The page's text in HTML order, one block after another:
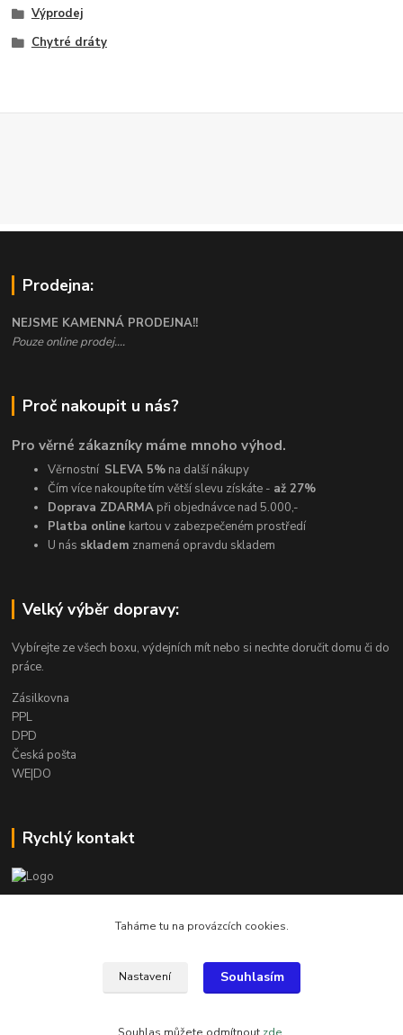
Výprodej
Chytré dráty
Prodejna:
NEJSME KAMENNÁ PRODEJNA!!
Pouze online prodej....
Proč nakoupit u nás?
Pro věrné zákazníky máme mnoho výhod.
Věrnostní SLEVA 5% na další nákupy
Čím více nakoupíte tím větší slevu získáte - až 27%
Doprava ZDARMA při objednávce nad 5.000,-
Platba online kartou v zabezpečeném prostředí
U nás skladem znamená opravdu skladem
Velký výběr dopravy:
Vybírejte ze všech boxu, výdejních mít nebo si nechte doručit domu či do
práce.
Zásilkovna
PPL
DPD
Česká pošta
WE|DO
Rychlý kontakt
info@armygalanterie.cz
Všechny obrázky, popisky a texty jsou chráněny autorským právem
Taháme tu na provázcích cookies.
Nastavení Souhlasím